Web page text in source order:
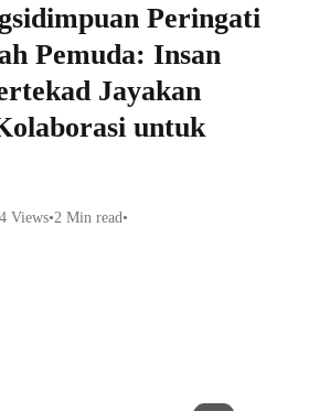
Peringati
Pemuda: Insan
Jayakan
untuk
4 Views•2 Min read•